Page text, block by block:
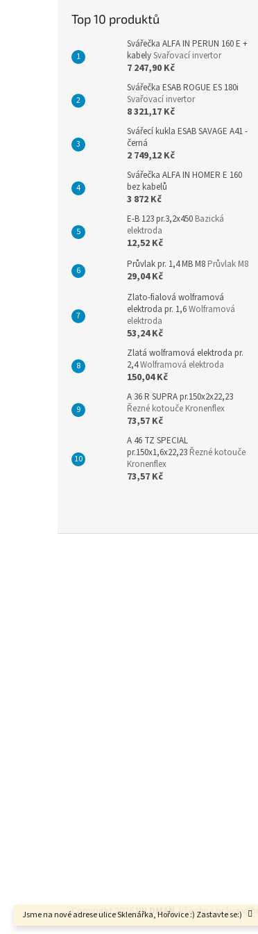
Jsme na nové adrese ulice Sklenářka, Hořovice :) Zastavte se:)
Top 10 produktů
Svářečka ALFA IN PERUN 160 E +
kabelySvařovací invertor
7 247,90 Kč
Svářečka ESAB ROGUE ES 180i
Svařovací invertor
8 321,17 Kč
Svářecí kukla ESAB SAVAGE A41 -
černá
2 749,12 Kč
Svářečka ALFA IN HOMER E 160
bez kabelů
3 872 Kč
E-B 123 pr.3,2x450 Bazická
elektroda
12,52 Kč
Průvlak pr. 1,4 MB M8 Průvlak M8
29,04 Kč
Zlato-fialová wolframová
elektroda pr. 1,6Wolframová
elektroda
53,24 Kč
Zlatá wolframová elektroda pr.
2,4Wolframová elektroda
150,04 Kč
A 36 R SUPRA pr.150x2x22,23
Řezné kotouče Kronenflex
73,57 Kč
A 46 TZ SPECIAL
pr.150x1,6x22,23 Řezné kotouče
Kronenflex
73,57 Kč
Copyright 2026VILDMAN. Všechna práva